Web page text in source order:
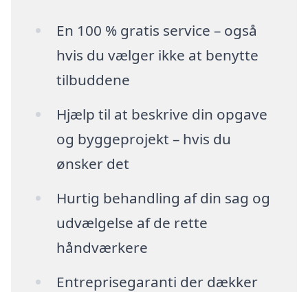
En 100 % gratis service – også
hvis du vælger ikke at benytte
tilbuddene
Hjælp til at beskrive din opgave
og byggeprojekt – hvis du
ønsker det
Hurtig behandling af din sag og
udvælgelse af de rette
håndværkere
Entreprisegaranti der dækker